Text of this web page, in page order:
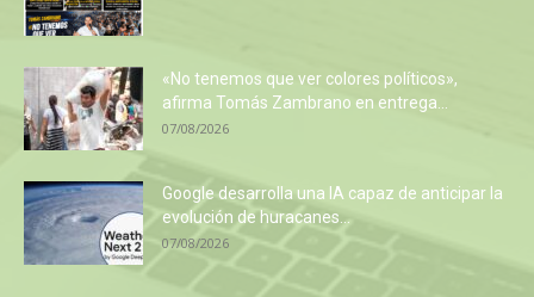
«No tenemos que ver colores políticos»,
afirma Tomás Zambrano en entrega...
07/08/2026
Google desarrolla una IA capaz de anticipar la
evolución de huracanes...
07/08/2026